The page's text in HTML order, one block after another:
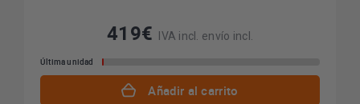
419€ IVA incl. envío incl.
Última unidad
Añadir al carrito